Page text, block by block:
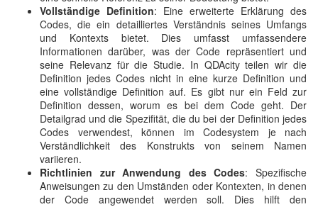
Vollständige Definition: Eine erweiterte Erklärung des
Codes, die ein detailliertes Verständnis seines Umfangs
und Kontexts bietet. Dies umfasst umfassendere
Informationen darüber, was der Code repräsentiert und
seine Relevanz für die Studie. In QDAcity teilen wir die
Definition jedes Codes nicht in eine kurze Definition und
eine vollständige Definition auf. Es gibt nur ein Feld zur
Definition dessen, worum es bei dem Code geht. Der
Detailgrad und die Spezifität, die du bei der Definition jedes
Codes verwendest, können im Codesystem je nach
Verständlichkeit des Konstrukts von seinem Namen
variieren.
Richtlinien zur Anwendung des Codes: Spezifische
Anweisungen zu den Umständen oder Kontexten, in denen
der Code angewendet werden soll. Dies hilft den